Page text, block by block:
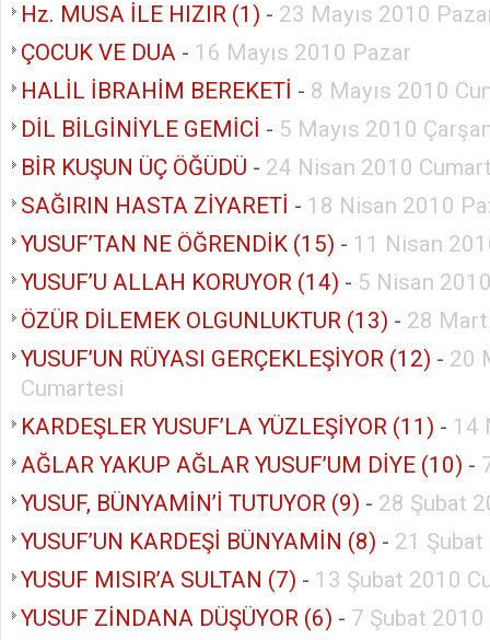
Hz. MUSA İLE HIZIR (1) - 23 Mayıs 2010
ÇOCUK VE DUA - 16 Mayıs 2010 Pazar
HALİL İBRAHİM BEREKETİ - 8 Mayıs 2010
DİL BİLGİNİYLE GEMİCİ - 5 Mayıs 2010
BİR KUŞUN ÜÇ ÖĞÜDÜ - 24 Nisan 2010
SAĞIRIN HASTA ZİYARETİ - 18 Nisan 2010
YUSUF’TAN NE ÖĞRENDİK (15) - 11 Nisan
YUSUF’U ALLAH KORUYOR (14) - 5 Nisan
ÖZÜR DİLEMEK OLGUNLUKTUR (13) - 28
YUSUF’UN RÜYASI GERÇEKLEŞİYOR (12) - 20
Cumartesi
KARDEŞLER YUSUF’LA YÜZLEŞİYOR (11) - 14
AĞLAR YAKUP AĞLAR YUSUF’UM DİYE (10) -
YUSUF, BÜNYAMİN’İ TUTUYOR (9) - 28 Şubat
YUSUF’UN KARDEŞİ BÜNYAMİN (8) - 21
YUSUF MISIR’A SULTAN (7) - 13 Şubat 2010
YUSUF ZİNDANA DÜŞÜYOR (6) - 7 Şubat